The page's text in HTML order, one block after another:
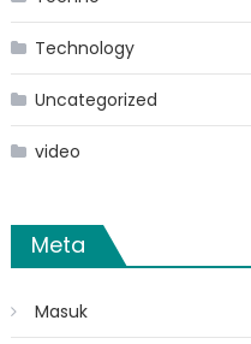
Technology
Uncategorized
video
Meta
Masuk